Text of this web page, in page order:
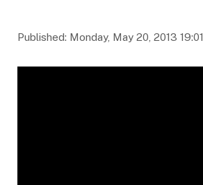
Published: Monday, May 20, 2013 19:01